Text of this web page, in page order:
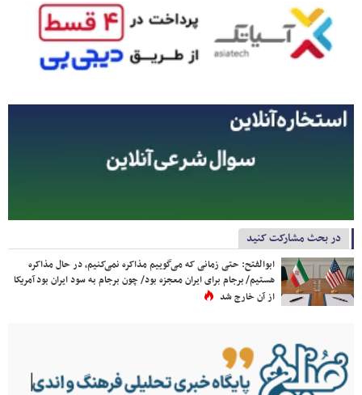
در بحث مشارکت کنید
ابوالفتح: حتی زمانی که می‌گوییم مذاکره نمی‌کنیم، در حال مذاکره
هستیم/ برجام برای ایران معجزه بود/ چون برجام به سود ایران بود آمریکا
از آن خارج شد